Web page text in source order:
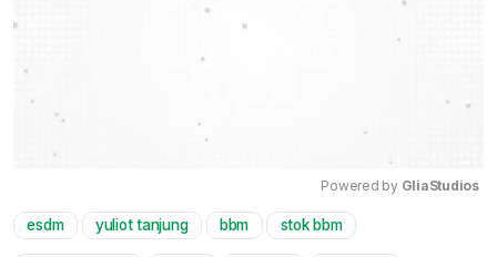
Powered by GliaStudios
esdm yuliot tanjung bbm stok bbm